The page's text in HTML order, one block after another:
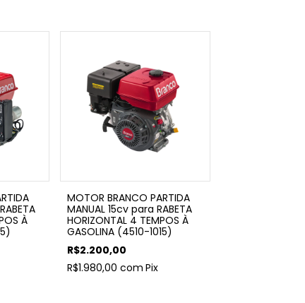
À
MOTOR BRANCO PARTIDA
MANUAL 15cv para RABETA
HORIZONTAL 4 TEMPOS À
GASOLINA (4510-1015)
R$2.200,00
R$1.980,00 com Pix